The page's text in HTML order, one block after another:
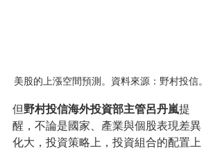
美股的上漲空間預測。資料來源：野村投信。
但野村投信海外投資部主管呂丹嵐提
醒， 不論是國家、產業與個股表現差異
化大，投資策略上，投資組合的配置上